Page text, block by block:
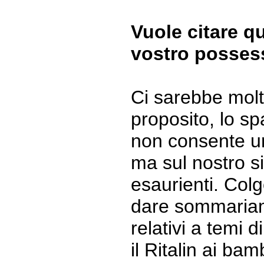
Vuole citare
vostro
Ci sarebbe
proposito, lo
non consente
ma sul nostro
esaurienti.
dare
relativi a temi
il Ritalin ai